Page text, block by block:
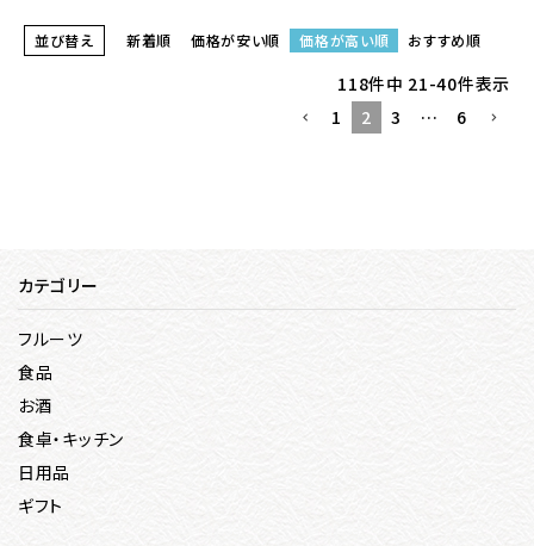
並び替え 新着順 価格が安い順 価格が高い順 おすすめ順
118件中 21-40件表示
1
2 3 … 6
カテゴリー
フルーツ
食品
お酒
食卓・キッチン
日用品
ギフト